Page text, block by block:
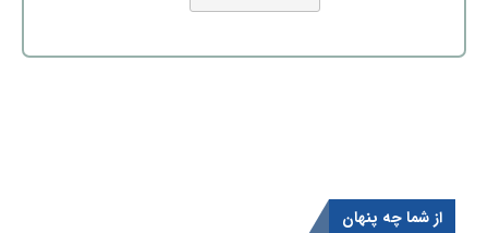
از شما چه پنهان